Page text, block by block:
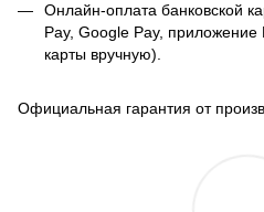
Онлайн-оплата банковской
Pay, Google Pay, приложение
карты вручную).
Официальная гарантия от